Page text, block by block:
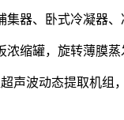
器、卧式冷凝器
缩罐，旋转薄膜
声波动态提取机